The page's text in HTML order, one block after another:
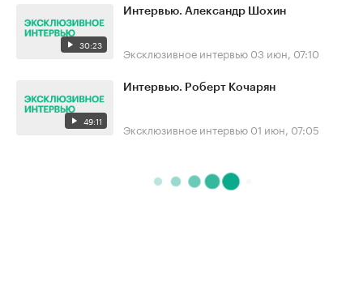
30:23
Интервью. Александр Шохин
Эксклюзивное интервью 03 июн, 07:10
49:11
Интервью. Роберт Кочарян
Эксклюзивное интервью 01 июн, 07:05